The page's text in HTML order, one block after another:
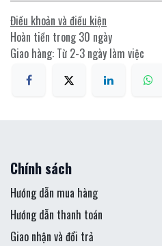
Điều khoản và điều kiện
Hoàn tiền trong 30 ngày
Giao hàng: Từ 2-3 ngày làm việc
Chính sách
Hướng dẫn mua hàng
Hướng dẫn thanh toán
Giao nhận và đổi trả